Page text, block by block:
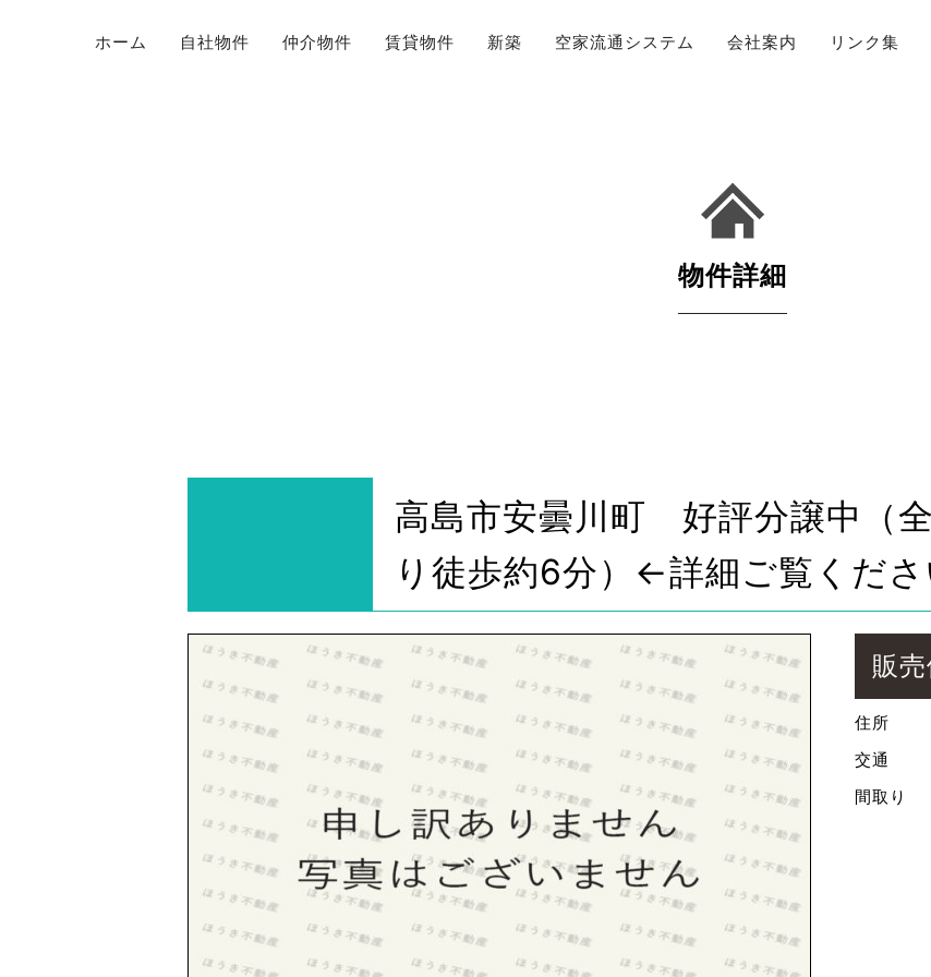
ホーム 自社物件 仲介物件 賃貸物件 新築 空家流通システム 会社案内 リンク集
物件詳細
高島市安曇川町 好評分譲中（
り徒歩約6分）←詳細ご覧くださ
販
住所
交通
間取り